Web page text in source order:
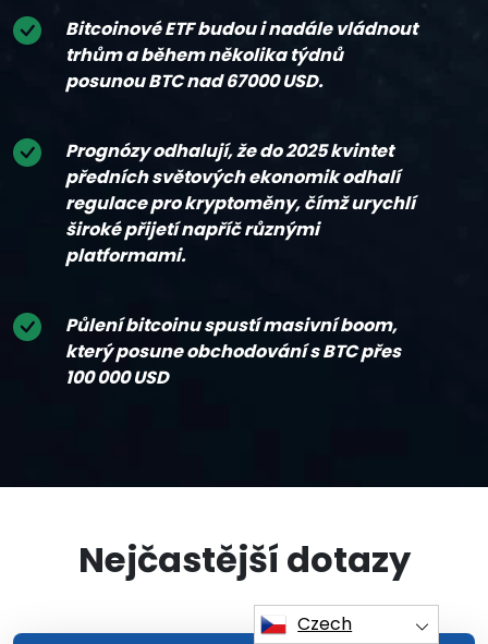
Bitcoinové ETF budou i nadále vládnout
trhům a během několika týdnů
posunou BTC nad 67000 USD.
Prognózy odhalují, že do 2025 kvintet
předních světových ekonomik odhalí
regulace pro kryptoměny, čímž urychlí
široké přijetí napříč různými
platformami.
Půlení bitcoinu spustí masivní boom,
který posune obchodování s BTC přes
100 000 USD
Nejčastější dotazy
Czech